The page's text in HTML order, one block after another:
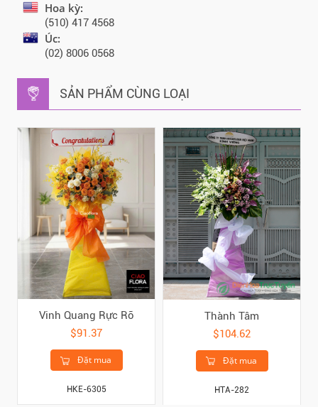
Hoa kỳ:
(510) 417 4568
Úc:
(02) 8006 0568
SẢN PHẨM CÙNG LOẠI
Vinh Quang Rực Rỡ
$91.37
Đặt mua
HKE-6305
Thành Tâm
$104.62
Đặt mua
HTA-282